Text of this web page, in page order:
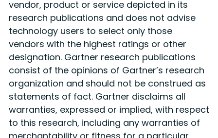
vendor, product or service depicted in its
research publications and does not advise
technology users to select only those
vendors with the highest ratings or other
designation. Gartner research publications
consist of the opinions of Gartner’s research
organization and should not be construed as
statements of fact. Gartner disclaims all
warranties, expressed or implied, with respect
to this research, including any warranties of